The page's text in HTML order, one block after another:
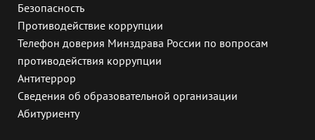
Безопасность
Противодействие коррупции
Телефон доверия Минздрава России по вопросам
противодействия коррупции
Антитеррор
Сведения об образовательной организации
Абитуриенту